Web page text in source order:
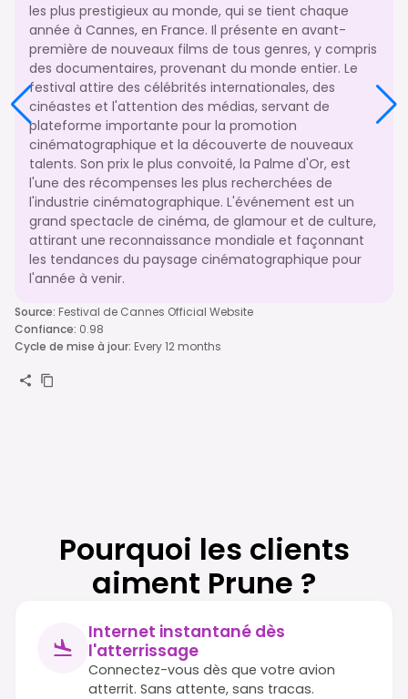
les plus prestigieux au monde, qui se tient chaque
année à Cannes, en France. Il présente en avant-
première de nouveaux films de tous genres, y compris
des documentaires, provenant du monde entier. Le
festival attire des célébrités internationales, des
cinéastes et l'attention des médias, servant de
plateforme importante pour la promotion
cinématographique et la découverte de nouveaux
talents. Son prix le plus convoité, la Palme d'Or, est
l'une des récompenses les plus recherchées de
l'industrie cinématographique. L'événement est un
grand spectacle de cinéma, de glamour et de culture,
attirant une reconnaissance mondiale et façonnant
les tendances du paysage cinématographique pour
l'année à venir.
Source: Festival de Cannes Official Website
Confiance: 0.98
Cycle de mise à jour: Every 12 months
Pourquoi les clients
aiment Prune ?
Internet instantané dès
l'atterrissage
Connectez-vous dès que votre avion
atterrit. Sans attente, sans tracas.